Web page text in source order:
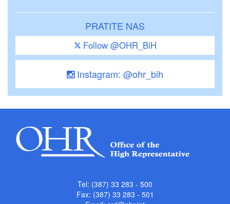
PRATITE NAS
Follow @OHR_BiH
Instagram: @ohr_bih
Tel: (387) 33 283 - 500
Fax: (387) 33 283 - 501